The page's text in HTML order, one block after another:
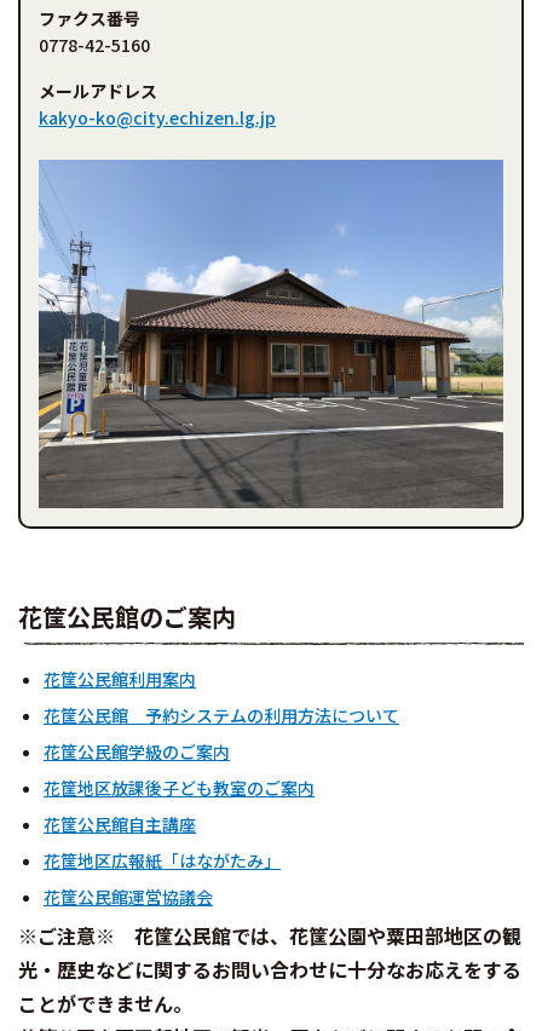
ファクス番号
0778-42-5160
メールアドレス
kakyo-ko@city.echizen.lg.jp
花筐公民館のご案内
花筐公民館利用案内
花筐公民館 予約システムの利用方法について
花筐公民館学級のご案内
花筐地区放課後子ども教室のご案内
花筐公民館自主講座
花筐地区広報紙「はながたみ」
花筐公民館運営協議会
※ご注意※ 花筐公民館では、花筐公園や粟田部地区の観
光・歴史などに関するお問い合わせに十分なお応えをする
ことができません。